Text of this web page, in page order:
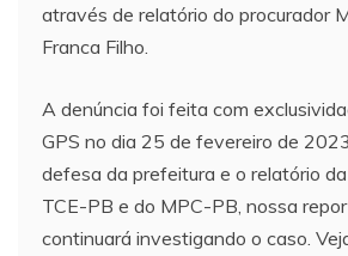
através de relatório do procurador
Franca Filho.
A denúncia foi feita com
GPS no dia 25 de fevereiro de
defesa da prefeitura e o relatório
TCE-PB e do MPC-PB, nossa
continuará investigando o caso.